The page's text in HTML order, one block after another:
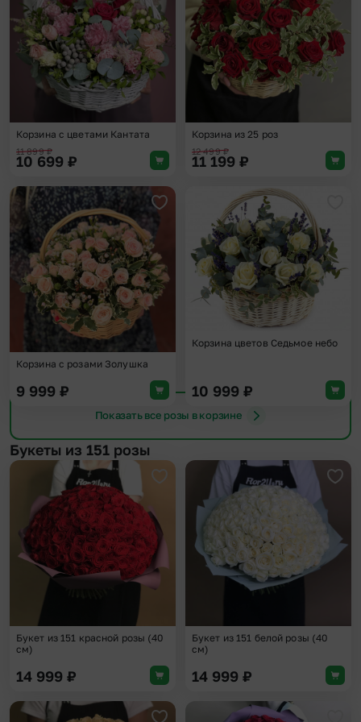
Корзина с цветами Кантата
11 899₽
10 699 ₽
Корзина из 25 роз
12 499₽
11 199 ₽
Добавить в избранное
Корзина с розами Золушка
9 999 ₽
Корзина цветов Седьмое небо
10 999 ₽
Показать все розы в корзине
Букеты из 151 розы
Добавить в избранное
Букет из 151 красной розы (40
см)
14 999 ₽
Букет из 151 белой розы (40
см)
14 999 ₽